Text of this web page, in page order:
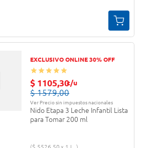
EXCLUSIVO ONLINE 30% OFF
$ 1105,30c/u
$ 1579,00
Ver Precio sin impuestos nacionales
Nido Etapa 3 Leche Infantil Lista
para Tomar 200 ml